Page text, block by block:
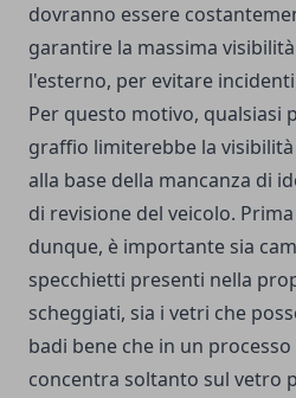
dovranno essere
garantire la massima
l'esterno, per evitare
Per questo motivo, qualsiasi
graffio limiterebbe la
alla base della mancanza di
di revisione del veicolo.
dunque, è importante sia
specchietti presenti nella
scheggiati, sia i vetri che
badi bene che in un
concentra soltanto sul vetro